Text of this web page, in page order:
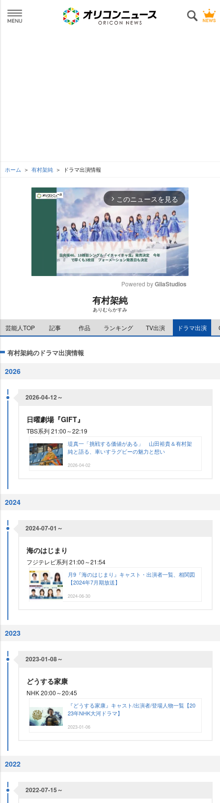
ホーム 有村架純 ドラマ出演情報
arrow_forward_ios このニュースを見る
e
Powered by GliaStudios
有村架純
ありむらかすみ
芸能人TOP 記事 作品 ランキング TV出演 ドラマ出演
有村架純のドラマ出演情報
2026
2026-04-12～
日曜劇場『GIFT』
TBS系列 21:00～22:19
堤真一「挑戦する価値がある」 山田裕貴＆有村架
純と語る、車いすラグビーの魅力と想い
2026-04-02
2024
2024-07-01～
海のはじまり
フジテレビ系列 21:00～21:54
月9『海のはじまり』キャスト・出演者一覧、相関図
【2024年7月期放送】
2024-06-30
2023
2023-01-08～
どうする家康
NHK 20:00～20:45
『どうする家康』キャスト/出演者/登場人物一覧【20
23年NHK大河ドラマ】
2023-01-06
2022
2022-07-15～